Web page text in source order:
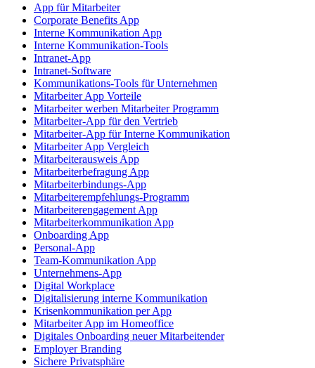
App für Mitarbeiter
Corporate Benefits App
Interne Kommunikation App
Interne Kommunikation-Tools
Intranet-App
Intranet-Software
Kommunikations-Tools für Unternehmen
Mitarbeiter App Vorteile
Mitarbeiter werben Mitarbeiter Programm
Mitarbeiter-App für den Vertrieb
Mitarbeiter-App für Interne Kommunikation
Mitarbeiter App Vergleich
Mitarbeiterausweis App
Mitarbeiterbefragung App
Mitarbeiterbindungs-App
Mitarbeiterempfehlungs-Programm
Mitarbeiterengagement App
Mitarbeiterkommunikation App
Onboarding App
Personal-App
Team-Kommunikation App
Unternehmens-App
Digital Workplace
Digitalisierung interne Kommunikation
Krisenkommunikation per App
Mitarbeiter App im Homeoffice
Digitales Onboarding neuer Mitarbeitender
Employer Branding
Sichere Privatsphäre